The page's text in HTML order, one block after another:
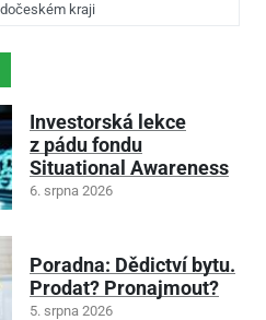
kraji
Investorská lekce
z pádu fondu
Situational Awareness
6. srpna 2026
Poradna: Dědictví bytu.
Prodat? Pronajmout?
5. srpna 2026